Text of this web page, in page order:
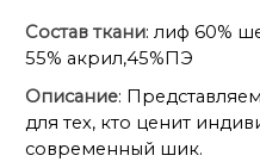
Состав ткани: лиф 60%
55% акрил,45%ПЭ
Описание:
для тех, кто ценит
современный шик.